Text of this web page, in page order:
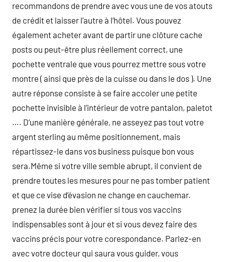
recommandons de prendre avec vous une de vos atouts
de crédit et laisser l’autre à l’hôtel. Vous pouvez
également acheter avant de partir une clôture cache
posts ou peut-être plus réellement correct, une
pochette ventrale que vous pourrez mettre sous votre
montre ( ainsi que près de la cuisse ou dans le dos ). Une
autre réponse consiste à se faire accoler une petite
pochette invisible à l’intérieur de votre pantalon, paletot
…. D’une manière générale, ne asseyez pas tout votre
argent sterling au même positionnement, mais
répartissez-le dans vos business puisque bon vous
sera.Même si votre ville semble abrupt, il convient de
prendre toutes les mesures pour ne pas tomber patient
et que ce vise d’évasion ne change en cauchemar.
prenez la durée bien vérifier si tous vos vaccins
indispensables sont à jour et si vous devez faire des
vaccins précis pour votre corespondance. Parlez-en
avec votre docteur qui saura vous guider, vous